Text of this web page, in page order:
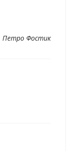
Петро Фостик